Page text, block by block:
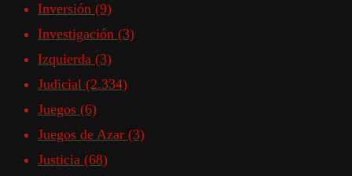
Inversión (9)
Investigación (3)
Izquierda (3)
Judicial (2.334)
Juegos (6)
Juegos de Azar (3)
Justicia (68)